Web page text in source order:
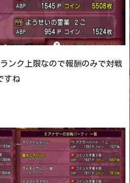
ンク上限なので報酬のみで対戦
すね